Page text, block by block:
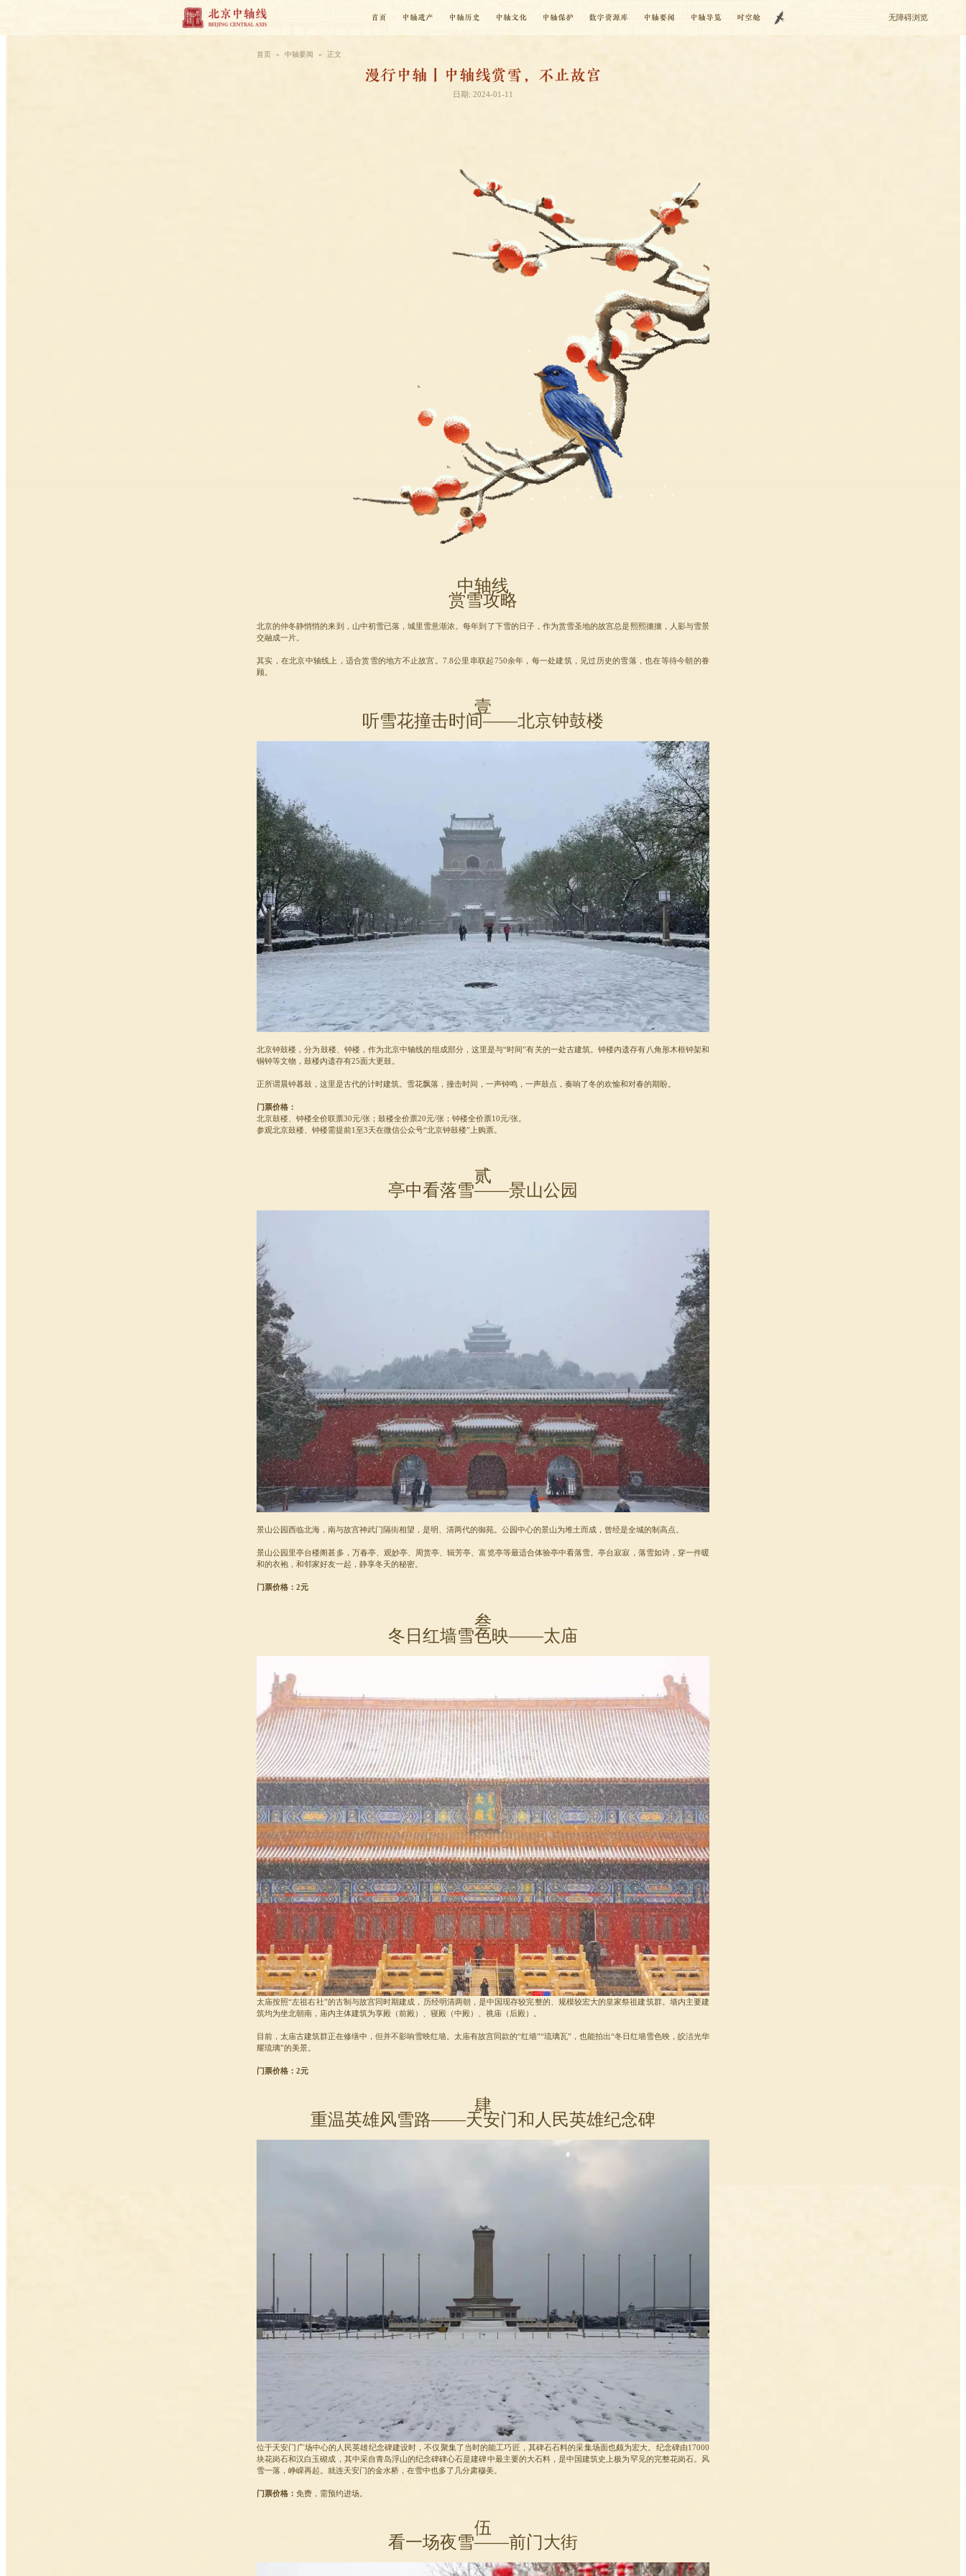
首页 中轴遗产 中轴历史 中轴文化 中轴保护 数字资源库 中轴要闻 中轴导览 时空舱 无障碍浏览
首页 » 中轴要闻 » 正文
漫行中轴丨中轴线赏雪，不止故宫
日期: 2024-01-11
中轴线
赏雪攻略
北京的仲冬静悄悄的来到，山中初雪已落，城里雪意渐浓。每年到了下雪的日子，作为赏雪圣地的故宫总是熙熙攘攘，人影与雪景
交融成一片。
其实，在北京中轴线上，适合赏雪的地方不止故宫。7.8公里串联起750余年，每一处建筑，见过历史的雪落，也在等待今朝的眷
顾。
壹
听雪花撞击时间——北京钟鼓楼
北京钟鼓楼，分为鼓楼、钟楼，作为北京中轴线的组成部分，这里是与“时间”有关的一处古建筑。钟楼内遗存有八角形木框钟架和
铜钟等文物，鼓楼内遗存有25面大更鼓。
正所谓晨钟暮鼓，这里是古代的计时建筑。雪花飘落，撞击时间，一声钟鸣，一声鼓点，奏响了冬的欢愉和对春的期盼。
门票价格：
北京鼓楼、钟楼全价联票30元/张；鼓楼全价票20元/张；钟楼全价票10元/张。
参观北京鼓楼、钟楼需提前1至3天在微信公众号“北京钟鼓楼”上购票。
贰
亭中看落雪——景山公园
景山公园西临北海，南与故宫神武门隔街相望，是明、清两代的御苑。公园中心的景山为堆土而成，曾经是全城的制高点。
景山公园里亭台楼阁甚多，万春亭、观妙亭、周赏亭、辑芳亭、富览亭等最适合体验亭中看落雪。亭台寂寂，落雪如诗，穿一件暖
和的衣袍，和邻家好友一起，静享冬天的秘密。
门票价格：2元
叁
冬日红墙雪色映——太庙
太庙按照“左祖右社”的古制与故宫同时期建成，历经明清两朝，是中国现存较完整的、规模较宏大的皇家祭祖建筑群。墙内主要建
筑均为坐北朝南，庙内主体建筑为享殿（前殿）、寝殿（中殿）、祧庙（后殿）。
目前，太庙古建筑群正在修缮中，但并不影响雪映红墙。太庙有故宫同款的“红墙”“琉璃瓦”，也能拍出“冬日红墙雪色映，皎洁光华
耀琉璃”的美景。
门票价格：2元
肆
重温英雄风雪路——天安门和人民英雄纪念碑
位于天安门广场中心的人民英雄纪念碑建设时，不仅聚集了当时的能工巧匠，其碑石石料的采集场面也颇为宏大。纪念碑由17000
块花岗石和汉白玉砌成，其中采自青岛浮山的纪念碑碑心石是建碑中最主要的大石料，是中国建筑史上极为罕见的完整花岗石。风
雪一落，峥嵘再起。就连天安门的金水桥，在雪中也多了几分肃穆美。
门票价格： 免费，需预约进场。
伍
看一场夜雪——前门大街